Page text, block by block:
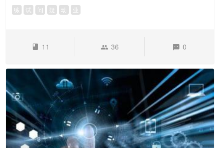
练 试 问 疑 动 业
11 36 0